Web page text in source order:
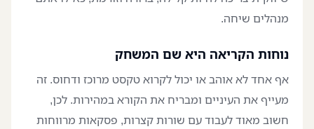
מנהלים שיחה.
נוחות הקריאה היא שם המשחק
אף אחד לא אוהב או יכול לקרוא טקסט מרוכז ודחוס. זה
מעייף את העיניים ומבריח את הקורא במהירות. לכן,
חשוב מאוד לעבוד עם שורות קצרות, פסקאות מרווחות